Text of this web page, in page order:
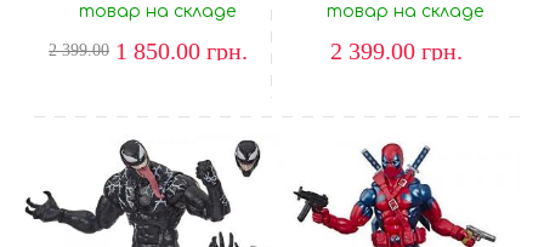
товар на складе
2 399.00 1 850.00 грн.
товар на складе
2 399.00 грн.